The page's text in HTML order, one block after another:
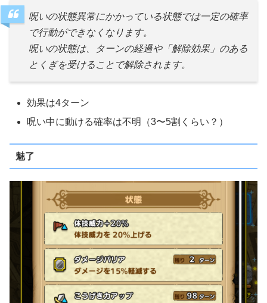
呪いの状態異常にかかっている状態では一定の確率
で行動ができなくなります。
呪いの状態は、ターンの経過や「解除効果」のある
とくぎを受けることで解除されます。
効果は4ターン
呪い中に動ける確率は不明（3〜5割くらい？）
魅了